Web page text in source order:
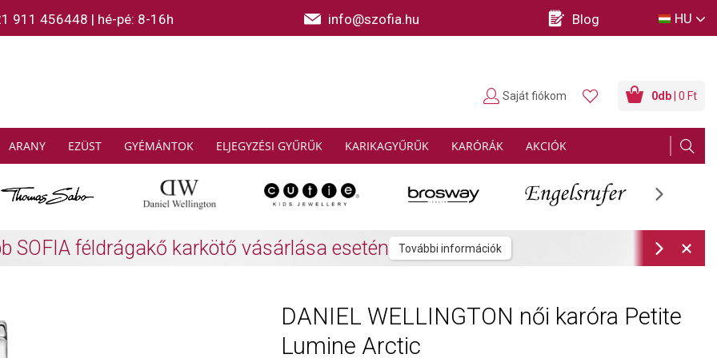
911 456448 | hé-pé: 8-16h info@szofia.hu Blog HU
ARANY EZÜST GYÉMÁNTOK ELJEGYZÉSI GYŰRŰK KARIKAGYŰRŰK KARÓRÁK AKCIÓK
0db | 0 Ft
Saját fiókom
SABO: Gyűjtsön és spóroljon További információk
DANIEL WELLINGTON női karóra Petite
Lumine Arctic